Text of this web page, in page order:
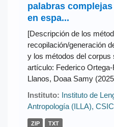
palabras
en espa...
[Descripción de los
recopilación/generación
y los métodos del corpus
artículo: Federico
Llanos, Doaa Samy
Instituto: Instituto de
Antropología (ILLA), CSIC
ZIP TXT